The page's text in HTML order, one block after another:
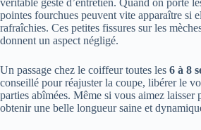
véritable geste d’entretien. Quand on porte
pointes fourchues peuvent vite apparaître si
rafraîchies. Ces petites fissures sur les
donnent un aspect négligé.
Un passage chez le coiffeur toutes les 6 à 8
conseillé pour réajuster la coupe, libérer le
parties abîmées. Même si vous aimez laisser
obtenir une belle longueur saine et